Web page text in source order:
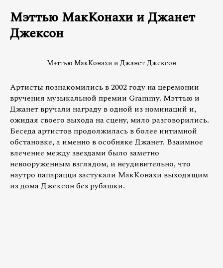
Мэттью МакКонахи и Джанет
Джексон
Мэттью МакКонахи и Джанет Джексон
Артисты познакомились в 2002 году на церемонии
вручения музыкальной премии Grammy. Мэттью и
Джанет вручали награду в одной из номинаций и,
ожидая своего выхода на сцену, мило разговорились.
Беседа артистов продолжилась в более интимной
обстановке, а именно в особняке Джанет. Взаимное
влечение между звездами было заметно
невооруженным взглядом, и неудивительно, что
наутро папарацци застукали МакКонахи выходящим
из дома Джексон без рубашки.